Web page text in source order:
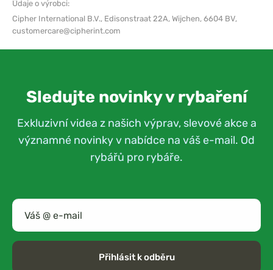
Údaje o výrobci:
Cipher International B.V., Edisonstraat 22A, Wijchen, 6604 BV,
customercare@cipherint.com
Sledujte novinky v rybaření
Exkluzivní videa z našich výprav, slevové akce a
významné novinky v nabídce na váš e-mail. Od
rybářů pro rybáře.
Přihlásit k odběru